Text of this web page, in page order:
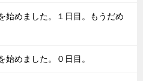
始めました。１日目。もうだめ
めました。０日目。